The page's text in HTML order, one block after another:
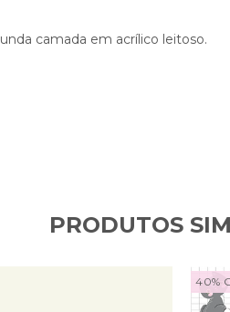
camada em acrílico leitoso.
PRODUTOS
40%